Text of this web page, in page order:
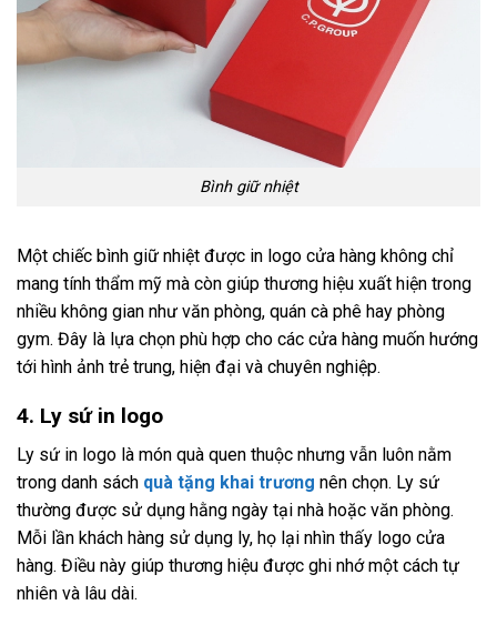
Bình giữ nhiệt
Một chiếc bình giữ nhiệt được in logo cửa hàng không chỉ
mang tính thẩm mỹ mà còn giúp thương hiệu xuất hiện trong
nhiều không gian như văn phòng, quán cà phê hay phòng
gym. Đây là lựa chọn phù hợp cho các cửa hàng muốn hướng
tới hình ảnh trẻ trung, hiện đại và chuyên nghiệp.
4. Ly sứ in logo
Ly sứ in logo là món quà quen thuộc nhưng vẫn luôn nằm
trong danh sách quà tặng khai trương nên chọn. Ly sứ
thường được sử dụng hằng ngày tại nhà hoặc văn phòng.
Mỗi lần khách hàng sử dụng ly, họ lại nhìn thấy logo cửa
hàng. Điều này giúp thương hiệu được ghi nhớ một cách tự
nhiên và lâu dài.